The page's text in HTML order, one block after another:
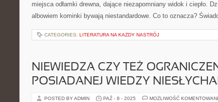
miejsca odłamki drewna, dające niezapomniany widok i ciepło.
albowiem kominki bywają niestandardowe. Co to oznacza?
CATEGORIES: LITERATURA NA KAŻDY NASTRÓJ
NIEWIEDZA CZY TEŻ
POSIADANEJ WIEDZY
POSTED BY ADMIN PAŹ - 8 - 2025 MOŻLIWOŚĆ